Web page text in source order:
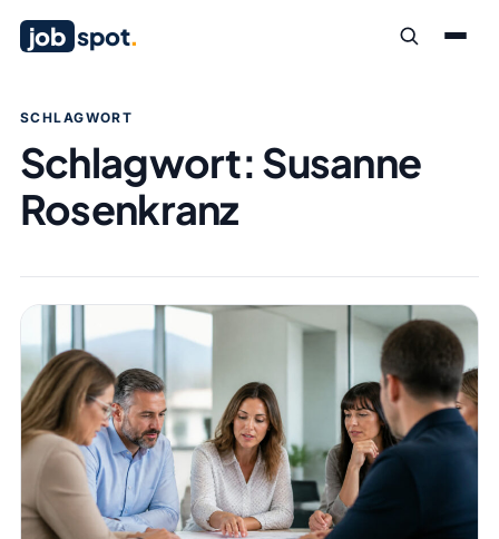
job spot.
SCHLAGWORT
Schlagwort:Susanne
Rosenkranz